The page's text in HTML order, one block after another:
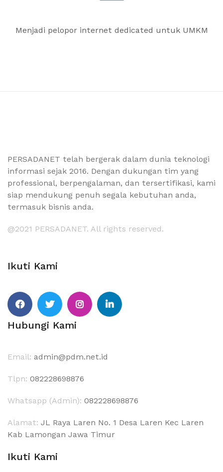
Menjadi pelopor internet dedicated untuk UMKM
PERSADANET telah bergerak dalam dunia teknologi
informasi sejak 2016. Dengan dukungan tim yang
professional, berpengalaman, dan tersertifikasi, kami
siap mendukung penuh segala kebutuhan anda,
termasuk bisnis anda.
@2021 PERSADANET. All rights reserved.
Ikuti Kami
Hubungi Kami
Email: admin@pdm.net.id
Tlpn: 082228698876
Whatsapp (Admin): 082228698876
Alamat: JL Raya Laren No. 1 Desa Laren Kec Laren
Kab Lamongan Jawa Timur
Ikuti Kami